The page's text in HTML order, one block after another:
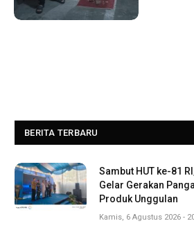
BERITA TERBARU
Sambut HUT ke-81
Gelar Gerakan
Produk Unggulan
Kamis, 6 Agustus 2026 -